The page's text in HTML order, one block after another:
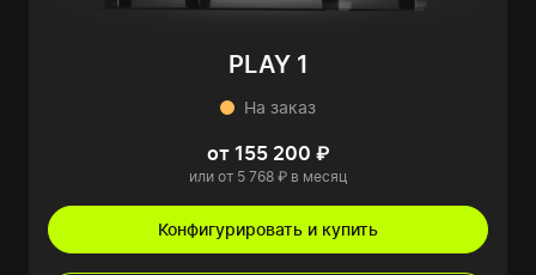
PLAY 1
На заказ
от 155 200 ₽
или от 5 768 ₽ в месяц
Конфигурировать и купить